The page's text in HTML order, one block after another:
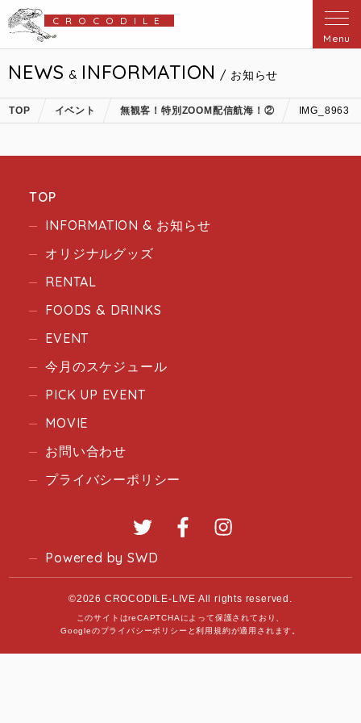
CROCODILE
Menu
NEWS & INFORMATION / お知らせ
TOP イベント 無観客！特別ZOOM配信航海！② IMG_8963
TOP
INFORMATION & お知らせ
オリジナルグッズ
RENTAL
FOODS & DRINKS
EVENT
今月のスケジュール
PICK UP EVENT
MOVIE
お問い合わせ
プライバシーポリシー
Twitter Facebook
Powered by SWD
©2026 CROCODILE-LIVE All rights reserved.
このサイトはreCAPTCHAによって保護されており、
Googleのプライバシーポリシー と利用規約が適用されます。